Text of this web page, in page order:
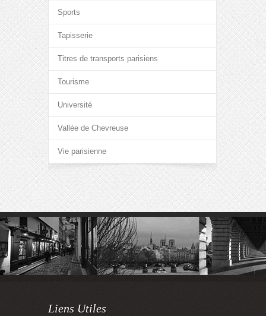
Sports
Tapisserie
Titres de transports parisiens
Tourisme
Université
Vallée de Chevreuse
Vie parisienne
Liens Utiles